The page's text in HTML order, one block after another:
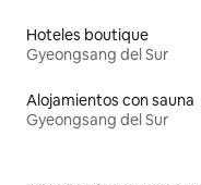
Hoteles boutique
Gyeongsang del Sur
Alojamientos con sauna
Gyeongsang del Sur